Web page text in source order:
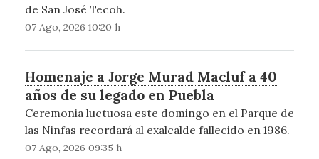
de San José Tecoh.
07 Ago, 2026 10:20 h
Homenaje a Jorge Murad Macluf a 40
años de su legado en Puebla
Ceremonia luctuosa este domingo en el Parque de
las Ninfas recordará al exalcalde fallecido en 1986.
07 Ago, 2026 09:35 h